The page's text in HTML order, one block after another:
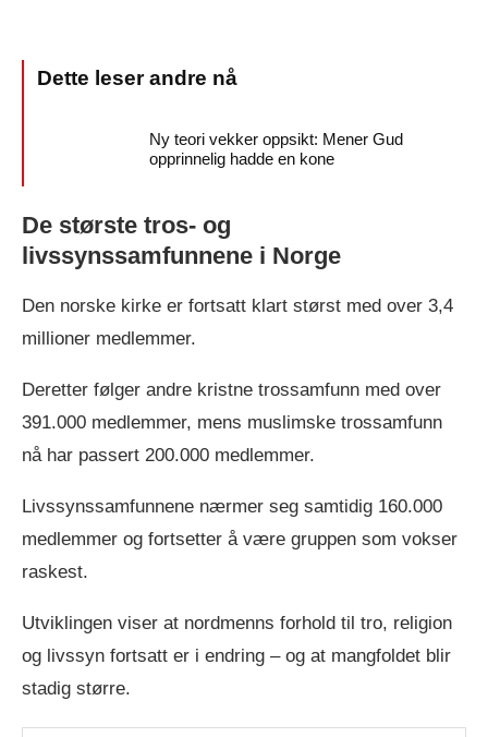
Ny teori vekker oppsikt: Mener Gud
opprinnelig hadde en kone
De største tros- og
livssynssamfunnene i Norge
Den norske kirke er fortsatt klart størst med over 3,4
millioner medlemmer.
Deretter følger andre kristne trossamfunn med over
391.000 medlemmer, mens muslimske trossamfunn
nå har passert 200.000 medlemmer.
Livssynssamfunnene nærmer seg samtidig 160.000
medlemmer og fortsetter å være gruppen som vokser
raskest.
Utviklingen viser at nordmenns forhold til tro, religion
og livssyn fortsatt er i endring – og at mangfoldet blir
stadig større.